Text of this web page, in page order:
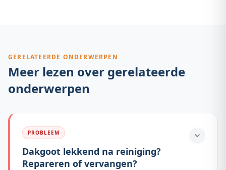
GERELATEERDE ONDERWERPEN
Meer lezen over gerelateerde
onderwerpen
PROBLEEM
Dakgoot lekkend na reiniging?
Repareren of vervangen?